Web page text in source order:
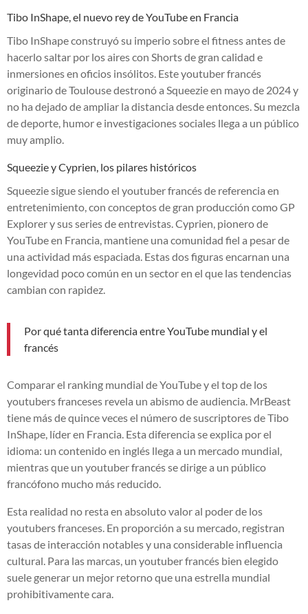
Tibo InShape, el nuevo rey de YouTube en Francia
Tibo InShape construyó su imperio sobre el fitness antes de
hacerlo saltar por los aires con Shorts de gran calidad e
inmersiones en oficios insólitos. Este youtuber francés
originario de Toulouse destronó a Squeezie en mayo de 2024 y
no ha dejado de ampliar la distancia desde entonces. Su mezcla
de deporte, humor e investigaciones sociales llega a un público
muy amplio.
Squeezie y Cyprien, los pilares históricos
Squeezie sigue siendo el youtuber francés de referencia en
entretenimiento, con conceptos de gran producción como GP
Explorer y sus series de entrevistas. Cyprien, pionero de
YouTube en Francia, mantiene una comunidad fiel a pesar de
una actividad más espaciada. Estas dos figuras encarnan una
longevidad poco común en un sector en el que las tendencias
cambian con rapidez.
Por qué tanta diferencia entre YouTube mundial y el
francés
Comparar el ranking mundial de YouTube y el top de los
youtubers franceses revela un abismo de audiencia. MrBeast
tiene más de quince veces el número de suscriptores de Tibo
InShape, líder en Francia. Esta diferencia se explica por el
idioma: un contenido en inglés llega a un mercado mundial,
mientras que un youtuber francés se dirige a un público
francófono mucho más reducido.
Esta realidad no resta en absoluto valor al poder de los
youtubers franceses. En proporción a su mercado, registran
tasas de interacción notables y una considerable influencia
cultural. Para las marcas, un youtuber francés bien elegido
suele generar un mejor retorno que una estrella mundial
prohibitivamente cara.